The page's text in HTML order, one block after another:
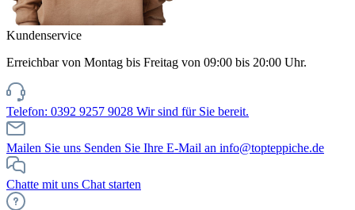
Kundenservice
Erreichbar von Montag bis Freitag von 09:00 bis 20:00 Uhr.
Telefon: 0392 9257 9028 Wir sind für Sie bereit.
Mailen Sie uns Senden Sie Ihre E-Mail an info@topteppiche.de
Chatte mit uns Chat starten